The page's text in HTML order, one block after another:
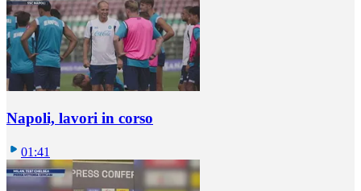
Napoli, lavori in corso
01:41